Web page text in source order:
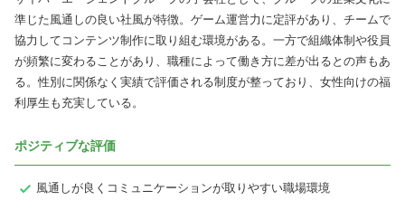
準じた風通しの良い社風が特徴。ゲーム運営力に定評があり、チームで
協力してコンテンツ制作に取り組む環境がある。一方で組織体制や役員
が頻繁に変わることがあり、職種によって働き方に差が出るとの声もあ
る。性別に関係なく実績で評価される制度が整っており、女性向けの福
利厚生も充実している。
ポジティブな評価
風通しが良くコミュニケーションが取りやすい職場環境